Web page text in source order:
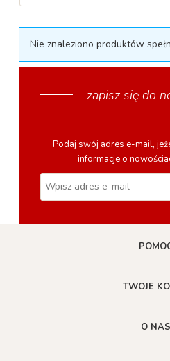
Nie znaleziono produktów
zapisz się do
Podaj swój adres e-mail,
informacje o
TWOJE
O NAS